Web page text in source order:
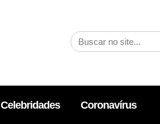
Celebridades Coronavírus